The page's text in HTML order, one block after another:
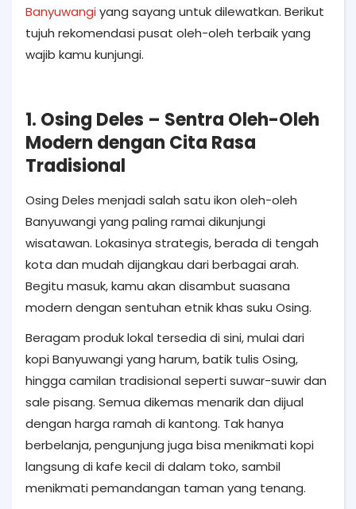
Banyuwangiyang sayang untuk dilewatkan. Berikut
tujuh rekomendasi pusat oleh-oleh terbaik yang
wajib kamu kunjungi.
1. Osing Deles – Sentra Oleh-Oleh
Modern dengan Cita Rasa
Tradisional
Osing Deles menjadi salah satu ikon oleh-oleh
Banyuwangi yang paling ramai dikunjungi
wisatawan. Lokasinya strategis, berada di tengah
kota dan mudah dijangkau dari berbagai arah.
Begitu masuk, kamu akan disambut suasana
modern dengan sentuhan etnik khas suku Osing.
Beragam produk lokal tersedia di sini, mulai dari
kopi Banyuwangi yang harum, batik tulis Osing,
hingga camilan tradisional seperti suwar-suwir dan
sale pisang. Semua dikemas menarik dan dijual
dengan harga ramah di kantong. Tak hanya
berbelanja, pengunjung juga bisa menikmati kopi
langsung di kafe kecil di dalam toko, sambil
menikmati pemandangan taman yang tenang.